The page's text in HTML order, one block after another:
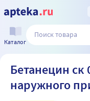
Каталог
Бетанецин ск
наружного